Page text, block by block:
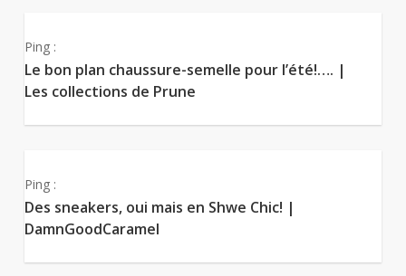
Ping :
Le bon plan chaussure-semelle pour l’été!…. |
Les collections de Prune
Ping :
Des sneakers, oui mais en Shwe Chic! |
DamnGoodCaramel